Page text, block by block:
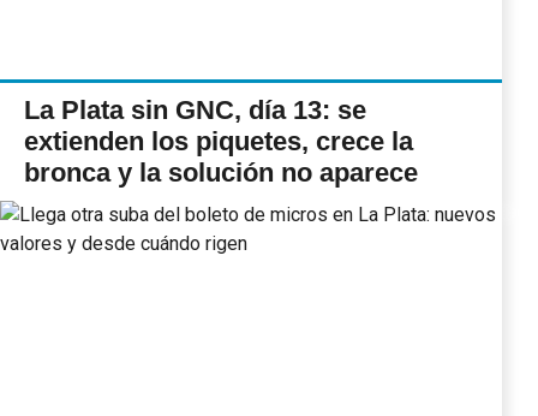
La Plata sin GNC, día 13: se
extienden los piquetes, crece la
bronca y la solución no aparece